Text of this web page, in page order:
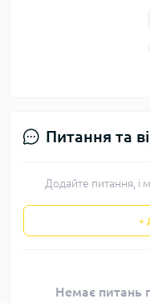
Питання та
Додайте питання, і
+
Немає питань